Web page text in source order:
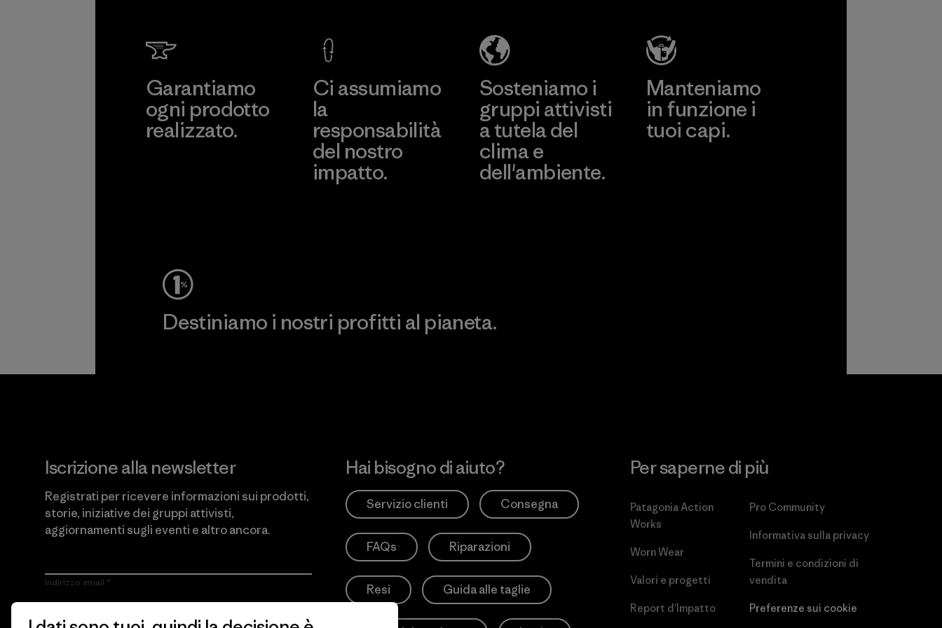
Scopri di più
Garantiamo
ogni prodotto
realizzato.
Ci assumiamo
la
responsabilità
del nostro
impatto.
Sosteniamo i
gruppi attivisti
a tutela del
clima e
dell'ambiente.
Manteniamo
in funzione i
tuoi capi.
Destiniamo i nostri profitti al pianeta.
Iscrizione alla newsletter
Registrati per ricevere informazioni sui prodotti,
storie, iniziative dei gruppi attivisti,
aggiornamenti sugli eventi e altro ancora.
Indirizzo email
Cliccando sul pulsante Iscriviti, accetto che Patagonia utilizzi il
Hai bisogno di aiuto?
Servizio clienti Consegna
FAQs Riparazioni
Resi Guida alle taglie
Per saperne di più
Patagonia Action
Works
Worn Wear
Valori e progetti
Report d’Impatto
Pro Community
Informativa sulla privacy
Termini e condizioni di
vendita
Preferenze sui cookie